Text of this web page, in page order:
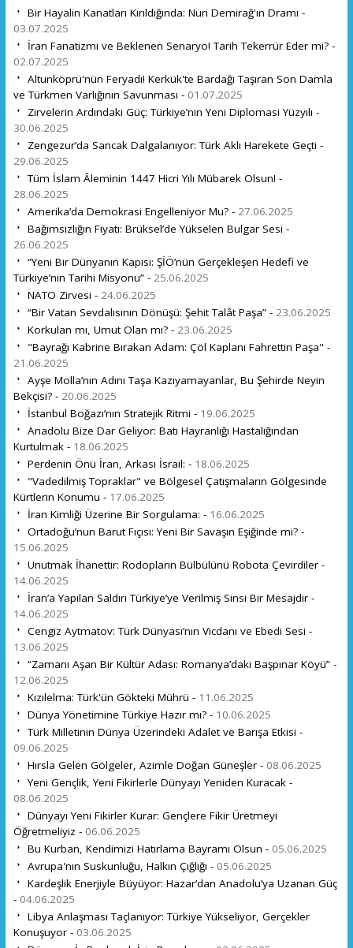
Bir Hayalin Kanatları Kırıldığında: Nuri Demirağ'ın Dramı -
03.07.2025
İran Fanatizmi ve Beklenen Senaryo! Tarih Tekerrür Eder mi? -
02.07.2025
Altunköprü'nün Feryadı! Kerkük'te Bardağı Taşıran Son Damla
ve Türkmen Varlığının Savunması - 01.07.2025
Zirvelerin Ardındaki Güç: Türkiye’nin Yeni Diplomasi Yüzyılı -
30.06.2025
Zengezur’da Sancak Dalgalanıyor: Türk Aklı Harekete Geçti -
29.06.2025
Tüm İslam Âleminin 1447 Hicri Yılı Mübarek Olsun! -
28.06.2025
Amerika’da Demokrasi Engelleniyor Mu? - 27.06.2025
Bağımsızlığın Fiyatı: Brüksel’de Yükselen Bulgar Sesi -
26.06.2025
“Yeni Bir Dünyanın Kapısı: ŞİÖ’nün Gerçekleşen Hedefi ve
Türkiye’nin Tarihi Misyonu” - 25.06.2025
NATO Zirvesi - 24.06.2025
“Bir Vatan Sevdalısının Dönüşü: Şehit Talât Paşa” - 23.06.2025
Korkulan mı, Umut Olan mı? - 23.06.2025
"Bayrağı Kabrine Bırakan Adam: Çöl Kaplanı Fahrettin Paşa" -
21.06.2025
Ayşe Molla’nın Adını Taşa Kazıyamayanlar, Bu Şehirde Neyin
Bekçisi? - 20.06.2025
İstanbul Boğazı’nın Stratejik Ritmi - 19.06.2025
Anadolu Bize Dar Geliyor: Batı Hayranlığı Hastalığından
Kurtulmak - 18.06.2025
Perdenin Önü İran, Arkası İsrail: - 18.06.2025
"Vadedilmiş Topraklar" ve Bölgesel Çatışmaların Gölgesinde
Kürtlerin Konumu - 17.06.2025
İran Kimliği Üzerine Bir Sorgulama: - 16.06.2025
Ortadoğu’nun Barut Fıçısı: Yeni Bir Savaşın Eşiğinde mi? -
15.06.2025
Unutmak İhanettir: Rodopların Bülbülünü Robota Çevirdiler -
14.06.2025
İran’a Yapılan Saldırı Türkiye’ye Verilmiş Sinsi Bir Mesajdır -
14.06.2025
Cengiz Aytmatov: Türk Dünyası’nın Vicdanı ve Ebedi Sesi -
13.06.2025
“Zamanı Aşan Bir Kültür Adası: Romanya’daki Başpınar Köyü” -
12.06.2025
Kızılelma: Türk'ün Gökteki Mührü - 11.06.2025
Dünya Yönetimine Türkiye Hazır mı? - 10.06.2025
Türk Milletinin Dünya Üzerindeki Adalet ve Barışa Etkisi -
09.06.2025
Hırsla Gelen Gölgeler, Azimle Doğan Güneşler - 08.06.2025
Yeni Gençlik, Yeni Fikirlerle Dünyayı Yeniden Kuracak -
08.06.2025
Dünyayı Yeni Fikirler Kurar: Gençlere Fikir Üretmeyi
Öğretmeliyiz - 06.06.2025
Bu Kurban, Kendimizi Hatırlama Bayramı Olsun - 05.06.2025
Avrupa'nın Suskunluğu, Halkın Çığlığı - 05.06.2025
Kardeşlik Enerjiyle Büyüyor: Hazar’dan Anadolu’ya Uzanan Güç
- 04.06.2025
Libya Anlaşması Taçlanıyor: Türkiye Yükseliyor, Gerçekler
Konuşuyor - 03.06.2025